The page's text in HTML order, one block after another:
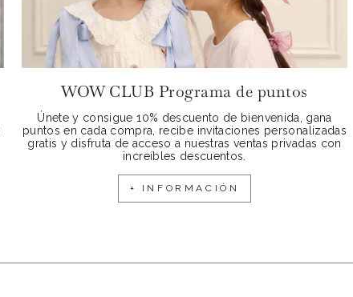
WOW CLUB Programa de puntos
Únete y consigue 10% descuento de bienvenida, gana
puntos en cada compra, recibe invitaciones personalizadas
gratis y disfruta de acceso a nuestras ventas privadas con
increíbles descuentos.
+ INFORMACIÓN